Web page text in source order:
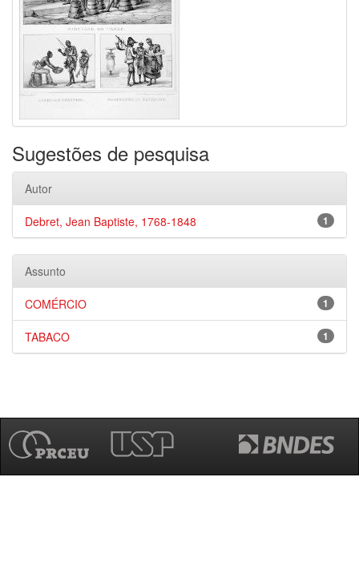
Sugestões de pesquisa
Autor
1
Debret, Jean Baptiste, 1768-1848
Assunto
1
COMÉRCIO
1
TABACO